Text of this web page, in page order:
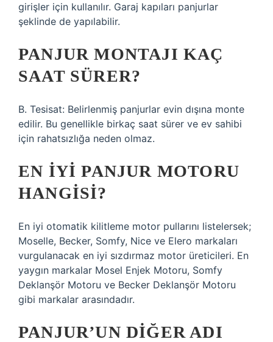
girişler için kullanılır. Garaj kapıları panjurlar
şeklinde de yapılabilir.
PANJUR MONTAJI KAÇ
SAAT SÜRER?
B. Tesisat: Belirlenmiş panjurlar evin dışına monte
edilir. Bu genellikle birkaç saat sürer ve ev sahibi
için rahatsızlığa neden olmaz.
EN IYI PANJUR MOTORU
HANGISI?
En iyi otomatik kilitleme motor pullarını listelersek;
Moselle, Becker, Somfy, Nice ve Elero markaları
vurgulanacak en iyi sızdırmaz motor üreticileri. En
yaygın markalar Mosel Enjek Motoru, Somfy
Deklanşör Motoru ve Becker Deklanşör Motoru
gibi markalar arasındadır.
PANJUR’UN DIĞER ADI